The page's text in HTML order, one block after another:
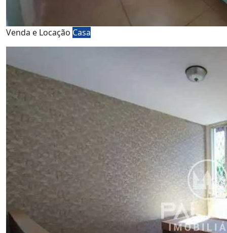
Venda e Locação Casa